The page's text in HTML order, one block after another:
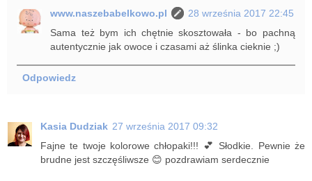
www.naszebabelkowo.pl
28 września 2017 22:45
Sama też bym ich chętnie skosztowała - bo pachną
autentycznie jak owoce i czasami aż ślinka cieknie ;)
Odpowiedz
Kasia Dudziak 27 września 2017 09:32
Fajne te twoje kolorowe chłopaki!!! 💕 Słodkie. Pewnie że
brudne jest szczęśliwsze 😊 pozdrawiam serdecznie